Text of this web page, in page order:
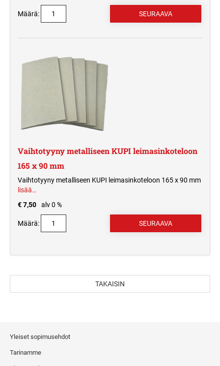
Määrä:
Vaihtotyyny metalliseen KUPI leimasinkoteloon
165 x 90 mm
Vaihtotyyny metalliseen KUPI leimasinkoteloon 165 x 90 mm
lisää…
€ 7,50
alv 0 %
Määrä:
TAKAISIN
Yleiset sopimusehdot
Tarinamme